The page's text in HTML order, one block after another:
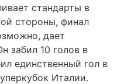
стандарты в
стороны, финал
дает
забил 10 голов в
единственный гол в
Италии.